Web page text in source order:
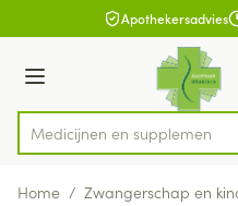
Ga naar de inhoudApothekersadvies
Menu
Product, merk, categorie...
Me
Home / Zwangerschap en